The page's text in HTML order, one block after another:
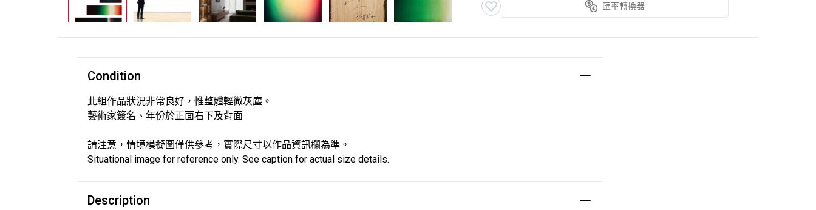
匯率轉換器
Condition
此組作品狀況非常良好，惟整體輕微灰塵。
藝術家簽名、年份於正面右下及背面
請注意，情境模擬圖僅供參考，實際尺寸以作品資訊欄為準。
Situational image for reference only. See caption for actual size details.
Description